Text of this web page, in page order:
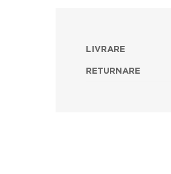
LIVRARE
RETURNARE